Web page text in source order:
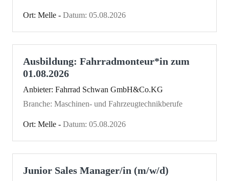
Ort: Melle - Datum: 05.08.2026
Ausbildung: Fahrradmonteur*in zum
01.08.2026
Anbieter: Fahrrad Schwan GmbH&Co.KG
Branche: Maschinen- und Fahrzeugtechnikberufe
Ort: Melle - Datum: 05.08.2026
Junior Sales Manager/in (m/w/d)